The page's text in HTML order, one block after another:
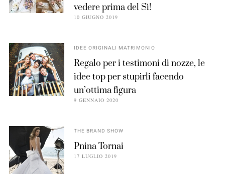
vedere prima del Sì!
10 GIUGNO 2019
IDEE ORIGINALI MATRIMONIO
Regalo per i testimoni di nozze, le
idee top per stupirli facendo
un’ottima figura
9 GENNAIO 2020
THE BRAND SHOW
Pnina Tornai
17 LUGLIO 2019